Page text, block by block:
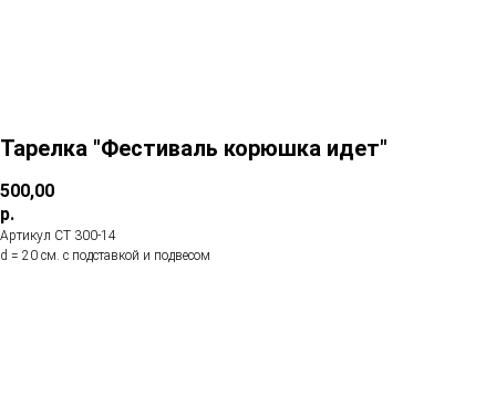
Тарелка "Фестиваль корюшка идет"
500,00
р.
Артикул СТ 300-14
d = 20 см. с подставкой и подвесом